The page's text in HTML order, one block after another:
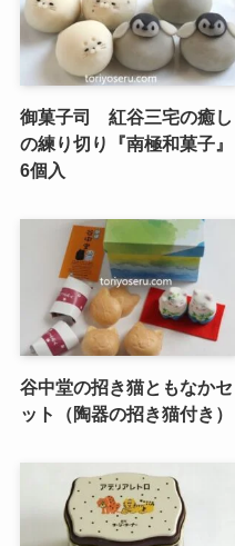
御菓子司 紅谷三宅の癒し
の練り切り『南極和菓子』
6個入
谷中堂の招き猫ともなかセ
ット（陶器の招き猫付き）